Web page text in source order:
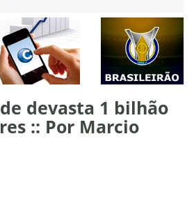
devasta 1 bilhão
:: Por Marcio